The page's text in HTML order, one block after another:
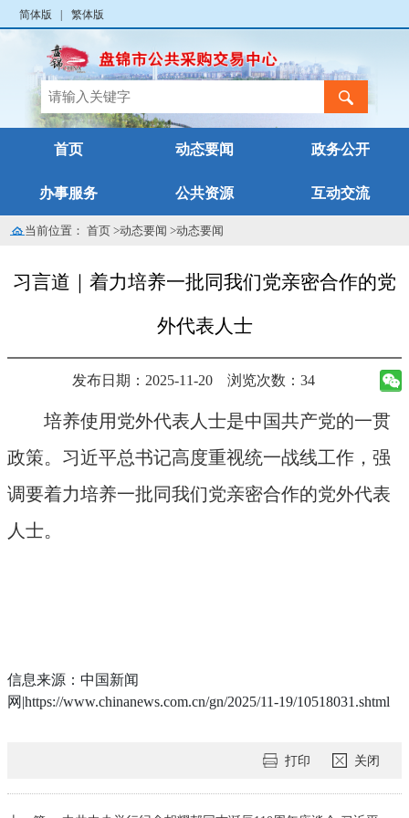
简体版 繁体版
首页 动态要闻 政务公开
办事服务 公共资源 互动交流
当前位置：首页 >动态要闻 >动态要闻
习言道｜着力培养一批同我们党亲密合作的党
外代表人士
发布日期：2025-11-20 浏览次数：34
培养使用党外代表人士是中国共产党的一贯
政策。习近平总书记高度重视统一战线工作，强
调要着力培养一批同我们党亲密合作的党外代表
人士。
信息来源：中国新闻
网|https://www.chinanews.com.cn/gn/2025/11-19/10518031.shtml
打印 关闭